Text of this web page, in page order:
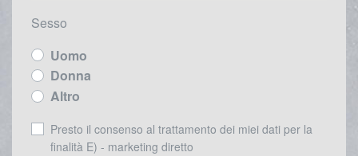
Sesso
Uomo
Donna
Altro
Presto il consenso al trattamento dei miei dati per la
finalità E) - marketing diretto